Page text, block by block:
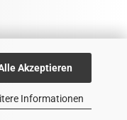
Akzeptieren
Informationen